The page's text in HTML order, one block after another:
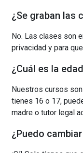
¿Se graban las
No. Las clases son
privacidad y para
¿Cuál es la
Nuestros cursos
tienes 16 o 17,
madre o tutor legal
¿Puedo